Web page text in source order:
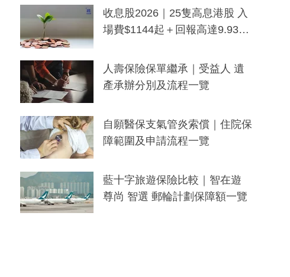
一度被誤當詐騙手段
收息股2026｜25隻高息港股 入
場費$1144起＋回報高達9.93
人壽保險保單繼承｜受益人 遺
產承辦分別及流程一覽
自願醫保支氣管炎索償｜住院保
障範圍及申請流程一覽
藍十字旅遊保險比較｜智在遊
尊尚 智選 郵輪計劃保障額一覽